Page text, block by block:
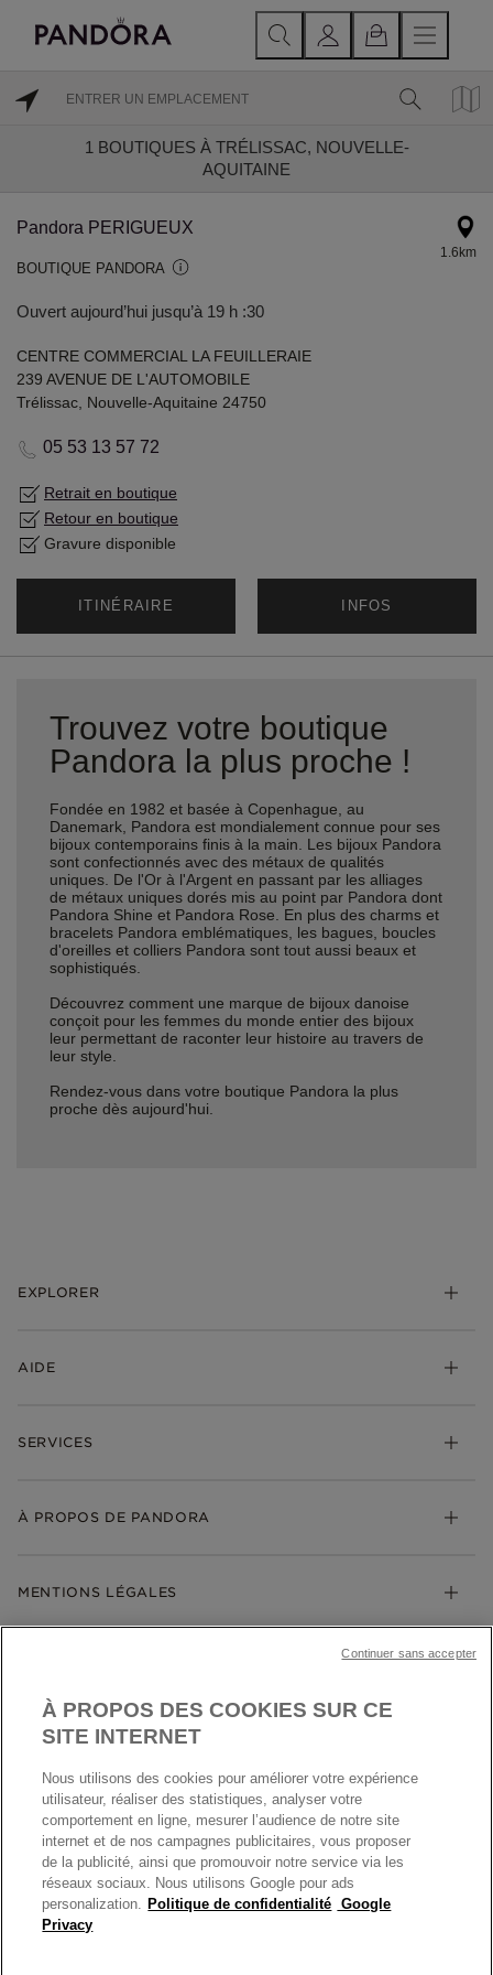
1 BOUTIQUES À TRÉLISSAC, NOUVELLE-
AQUITAINE
Pandora PERIGUEUX
BOUTIQUE PANDORA
Ouvert aujourd’hui jusqu’à 19 h :30
1.6km
CENTRE COMMERCIAL LA FEUILLERAIE
239 AVENUE DE L'AUTOMOBILE
Trélissac, Nouvelle-Aquitaine 24750
05 53 13 57 72
Retrait en boutique
Retour en boutique
Gravure disponible
ITINÉRAIRE INFOS
Trouvez votre boutique
Pandora la plus proche !
Fondée en 1982 et basée à Copenhague, au
Danemark, Pandora est mondialement connue pour ses
bijoux contemporains finis à la main. Les bijoux Pandora
sont confectionnés avec des métaux de qualités
uniques. De l'Or à l'Argent en passant par les alliages
de métaux uniques dorés mis au point par Pandora dont
Pandora Shine et Pandora Rose. En plus des charms et
bracelets Pandora emblématiques, les bagues, boucles
d'oreilles et colliers Pandora sont tout aussi beaux et
sophistiqués.
Découvrez comment une marque de bijoux danoise
conçoit pour les femmes du monde entier des bijoux
leur permettant de raconter leur histoire au travers de
leur style.
Rendez-vous dans votre boutique Pandora la plus
proche dès aujourd'hui.
EXPLORER
Bijoux
Trouver une boutique
AIDE
Suivre ma commande
Échanges et retours
Prix en ligne et en boutique
Plan du site
SERVICES
Gravure
À PROPOS DE PANDORA
Carrières
MENTIONS LÉGALES
Politique des cookies
Politique de confidentialité
Conditions générales de vente
Conditions générales de vente Click & Collect
Plateforme ODR
Information sur le fabricant et l'importateur
Index égalité Femme/Homme
FRANCE
France
© TOUS DROITS RESERVES. 2026 Pandora
À PROPOS DES COOKIES SUR CE
SITE INTERNET
Nous utilisons des cookies pour améliorer votre expérience
utilisateur, réaliser des statistiques, analyser votre
comportement en ligne, mesurer l’audience de notre site
internet et de nos campagnes publicitaires, vous proposer
de la publicité, ainsi que promouvoir notre service via les
réseaux sociaux. Nous utilisons Google pour ads
personalization. Politique de confidentialité Google
Privacy
Continuer sans accepter